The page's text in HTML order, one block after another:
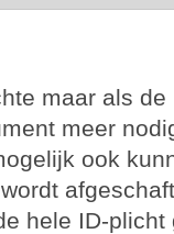
maar als
meer
ook
hele ID-